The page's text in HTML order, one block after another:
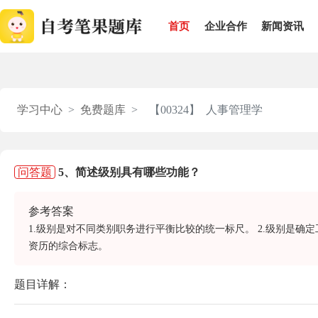
首页 企业合作 新闻资讯
学习中心 免费题库 【00324】 人事管理学
问答题 5、简述级别具有哪些功能？
参考答案
1.级别是对不同类别职务进行平衡比较的统一标尺。 2.级别是确
资历的综合标志。
题目详解：